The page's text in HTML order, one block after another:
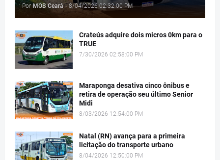
Por MOB Ceará - 8/04/2026 02:32:00 PM
Crateús adquire dois micros 0km para o
TRUE
7/30/2026 02:58:00 PM
Maraponga desativa cinco ônibus e
retira de operação seu último Senior
Midi
8/03/2026 12:54:00 PM
Natal (RN) avança para a primeira
licitação do transporte urbano
8/04/2026 12:50:00 PM